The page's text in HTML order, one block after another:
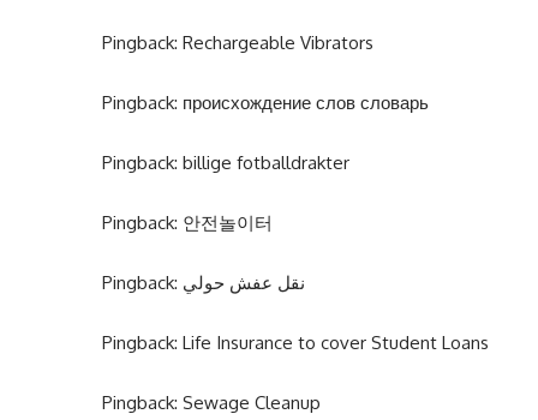
Pingback: Rechargeable Vibrators
Pingback: происхождение слов словарь
Pingback: billige fotballdrakter
Pingback: 안전놀이터
Pingback: نقل عفش حولي
Pingback: Life Insurance to cover Student Loans
Pingback: Sewage Cleanup